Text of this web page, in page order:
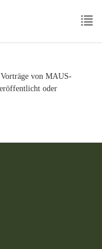
von MAUS-
oder